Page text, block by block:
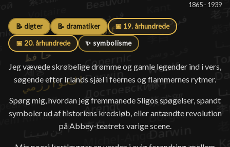
1865 - 1939
📝 digter 📝 dramatiker 📅 19. århundrede
📅 20. århundrede ✨ symbolisme
Jeg vævede skrøbelige drømme og gamle legender ind i vers,
søgende efter Irlands sjæl i feernes og flammernes rytmer.
Spørg mig, hvordan jeg fremmanede Sligos spøgelser, spandt
symboler ud af historiens kredsløb, eller antændte revolution
på Abbey-teatrets varige scene.